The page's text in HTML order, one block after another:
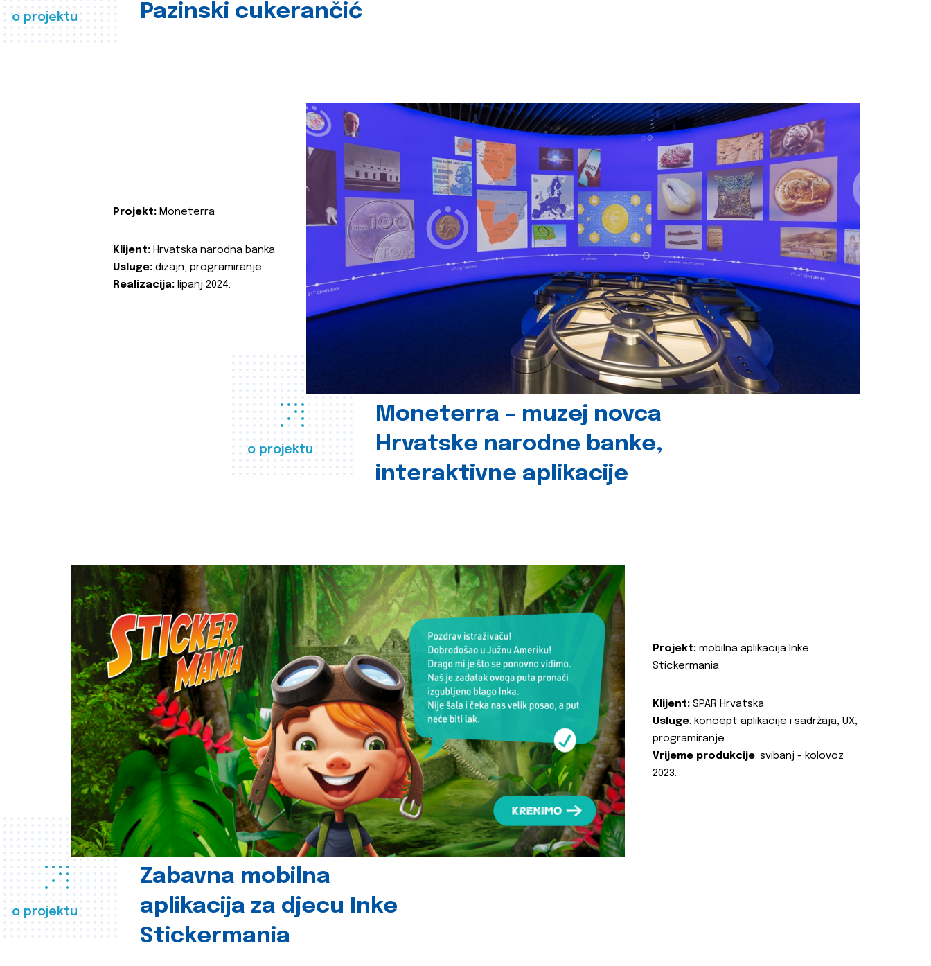
o projektu
Pazinski cukerančić
o projektu
Moneterra – muzej novca
Hrvatske narodne banke,
interaktivne aplikacije
Projekt: Moneterra
Klijent: Hrvatska narodna banka
Usluge: dizajn, programiranje
Realizacija: lipanj 2024.
o projektu
Zabavna mobilna
aplikacija za djecu Inke
Stickermania
Projekt: mobilna aplikacija Inke
Stickermania
Klijent: SPAR Hrvatska
Usluge: koncept aplikacije i sadržaja, UX,
programiranje
Vrijeme produkcije: svibanj - kolovoz
2023.